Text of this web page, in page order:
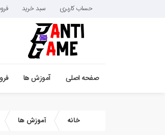
حساب کاربری سبد خرید
صفحه اصلی آموزش ها
خانه آموزش ها